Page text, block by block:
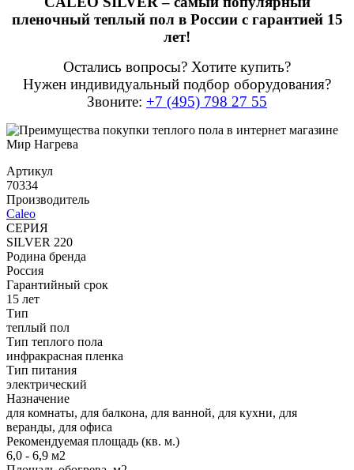
пленочный теплый пол в России с гарантией 15
лет!
Остались вопросы? Хотите купить?
Нужен индивидуальный подбор оборудования?
Звоните: +7 (495) 798 27 55
Артикул
70334
Производитель
Caleo
СЕРИЯ
SILVER 220
Родина бренда
Россия
Гарантийный срок
15 лет
Тип
теплый пол
Тип теплого пола
инфракрасная пленка
Тип питания
электрический
Назначение
для комнаты, для балкона, для ванной, для кухни, для
веранды, для офиса
Рекомендуемая площадь (кв. м.)
6,0 - 6,9 м2